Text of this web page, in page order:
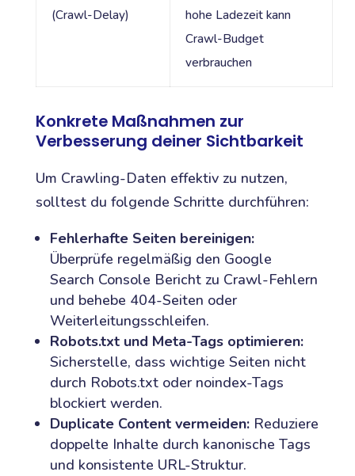
(Crawl-Delay)
hohe Ladezeit kann
Crawl-Budget
verbrauchen
Konkrete Maßnahmen zur
Verbesserung deiner Sichtbarkeit
Um Crawling-Daten effektiv zu nutzen,
solltest du folgende Schritte durchführen:
Fehlerhafte Seiten bereinigen:
Überprüfe regelmäßig den Google
Search Console Bericht zu Crawl-Fehlern
und behebe 404-Seiten oder
Weiterleitungsschleifen.
Robots.txt und Meta-Tags optimieren:
Sicherstelle, dass wichtige Seiten nicht
durch Robots.txt oder noindex-Tags
blockiert werden.
Duplicate Content vermeiden:Reduziere
doppelte Inhalte durch kanonische Tags
und konsistente URL-Struktur.